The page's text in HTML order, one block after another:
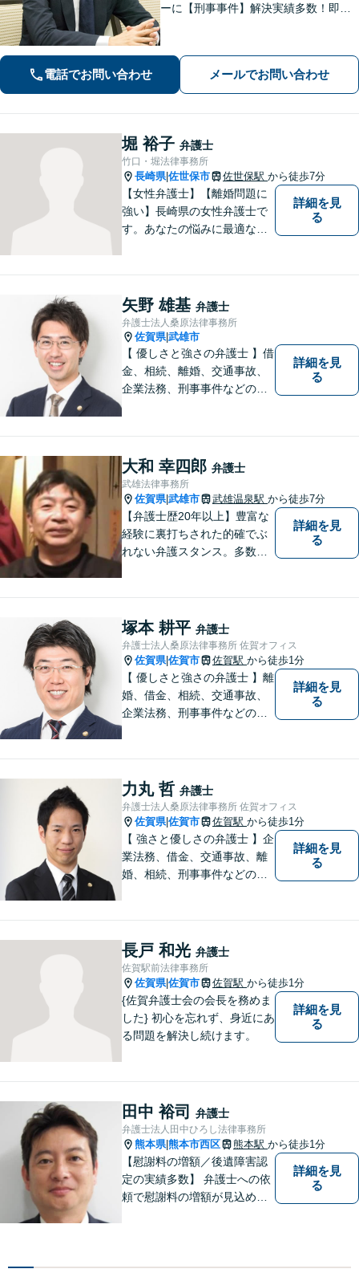
ーに【刑事事件】解決実績多数！即時
選択肢と法的権利を明確にし、納得の
いく決断ができるよう支援いたします
電話でお問い合わせ メールでお問い合わせ
堀 裕子 弁護士
竹口・堀法律事務所
長崎県|佐世保市 佐世保駅 から徒歩7分
【女性弁護士】【離婚問題に
強い】長崎県の女性弁護士で
す。あなたの悩みに最適なリ
詳細を見
る
矢野 雄基 弁護士
弁護士法人桑原法律事務所
佐賀県|武雄市
【 優しさと強さの弁護士 】借
金、相続、離婚、交通事故、
企業法務、刑事事件などのご
チーム体制による迅速で最適
なリーガルサービスを提供い
たします。
詳細を見
る
大和 幸四郎 弁護士
武雄法律事務所
佐賀県|武雄市 武雄温泉駅 から徒歩7分
【弁護士歴20年以上】豊富な
経験に裏打ちされた的確でぶ
れない弁護スタンス。多数の
法書士などとも連携しワンス
トップで解決。難事件には他
弁護士と協力も。元調停委
員。
詳細を見
る
塚本 耕平 弁護士
弁護士法人桑原法律事務所 佐賀オフィス
佐賀県|佐賀市 佐賀駅 から徒歩1分
【 優しさと強さの弁護士 】離
婚、借金、相続、交通事故、
企業法務、刑事事件などのご
なリーガルサービスを提供い
たします。
詳細を見
る
力丸 哲 弁護士
弁護士法人桑原法律事務所 佐賀オフィス
佐賀県|佐賀市 佐賀駅 から徒歩1分
【 強さと優しさの弁護士 】企
業法務、借金、交通事故、離
婚、相続、刑事事件などのご
なリーガルサービスを提供い
たします。
詳細を見
る
長戸 和光 弁護士
佐賀駅前法律事務所
佐賀県|佐賀市 佐賀駅 から徒歩1分
{佐賀弁護士会の会長を務めま
した} 初心を忘れず、身近にあ
る問題を解決し続けます。
詳細を見
る
田中 裕司 弁護士
弁護士法人田中ひろし法律事務所
熊本県|熊本市西区 熊本駅 から徒歩1分
【慰謝料の増額／後遺障害認
定の実績多数】 弁護士への依
頼で慰謝料の増額が見込めま
ノウハウ多数】相続手続きか
詳細を見
る